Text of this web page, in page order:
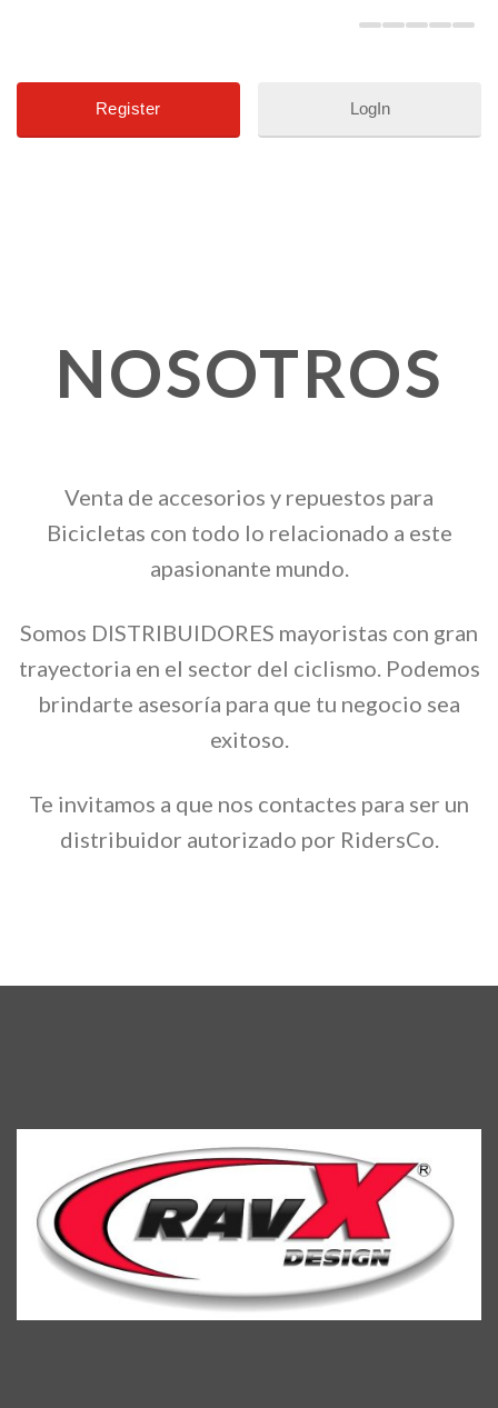
LogIn
NOSOTROS
Venta de accesorios y repuestos para
Bicicletas con todo lo relacionado a este
apasionante mundo.
Somos DISTRIBUIDORES mayoristas con gran
trayectoria en el sector del ciclismo. Podemos
brindarte asesoría para que tu negocio sea
exitoso.
Te invitamos a que nos contactes para ser un
distribuidor autorizado por RidersCo.